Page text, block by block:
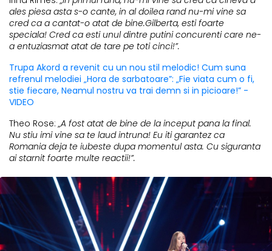
ales piesa asta s-o cante, in al doilea rand nu-mi vine sa
cred ca a cantat-o atat de bine.Gilberta, esti foarte
speciala! Cred ca esti unul dintre putini concurenti care ne-
a entuziasmat atat de tare pe toti cinci!”.
Trupa Akord a revenit cu un nou stil melodic! Cum suna
refrenul melodiei „Hora de sarbatoare”: „Fie viata cum o fi,
stie fiecare, Neamul nostru va trai demn si in picioare!” -
VIDEO
Theo Rose: „A fost atat de bine de la inceput pana la final.
Nu stiu imi vine sa te laud intruna! Eu iti garantez ca
Romania deja te iubeste dupa momentul asta. Cu siguranta
ai starnit foarte multe reactii!”.